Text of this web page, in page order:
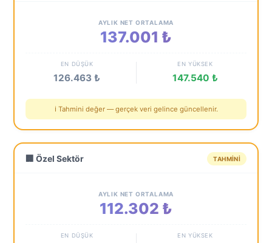
AYLIK NET ORTALAMA
137.001 ₺
EN DÜŞÜK
126.463 ₺
EN YÜKSEK
147.540 ₺
ℹ️ Tahmini değer — gerçek veri gelince güncellenir.
🏢 Özel Sektör TAHMINI
AYLIK NET ORTALAMA
112.302 ₺
EN DÜŞÜK EN YÜKSEK